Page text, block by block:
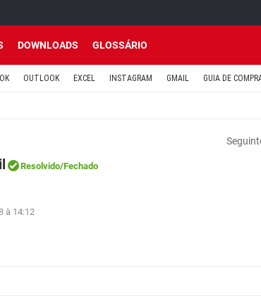
DOWNLOADS GLOSSÁRIO
OUTLOOK EXCEL INSTAGRAM GMAIL GUIA DE
Resolvido/Fechado
à 14:12